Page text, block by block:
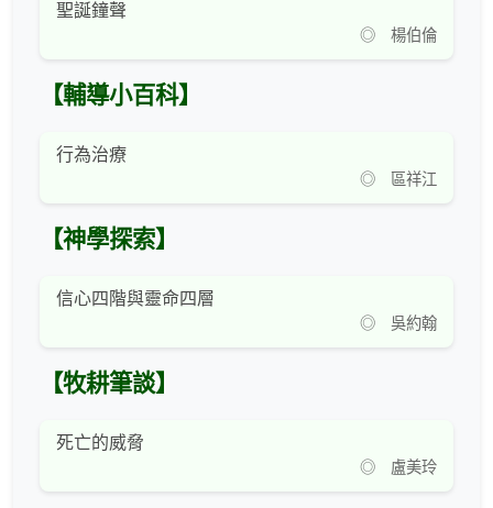
聖誕鐘聲
◎ 楊伯倫
【輔導小百科】
行為治療
◎ 區祥江
【神學探索】
信心四階與靈命四層
◎ 吳約翰
【牧耕筆談】
死亡的威脅
◎ 盧美玲